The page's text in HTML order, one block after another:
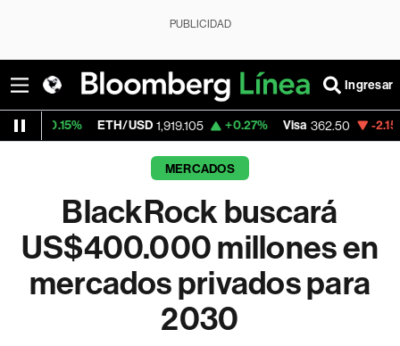
PUBLICIDAD
Ingresar
ETH/USD 1,919.105 +0.27% Visa 362.50 -2.15%
MERCADOS
BlackRock buscará
US$400.000 millones en
mercados privados para
2030